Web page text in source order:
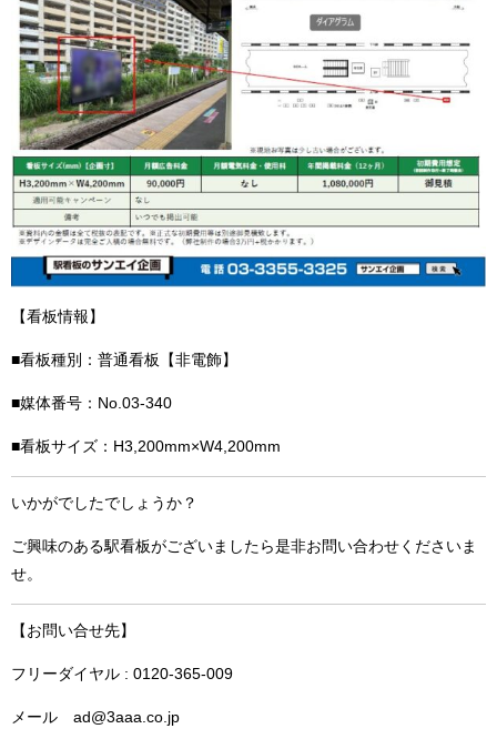
【看板情報】
■看板種別：普通看板【非電飾】
■媒体番号：No.03-340
■看板サイズ：H3,200mm×W4,200mm
いかがでしたでしょうか？
ご興味のある駅看板がございましたら是非お問い合わせくださいま
せ。
【お問い合せ先】
フリーダイヤル : 0120-365-009
メール ad@3aaa.co.jp